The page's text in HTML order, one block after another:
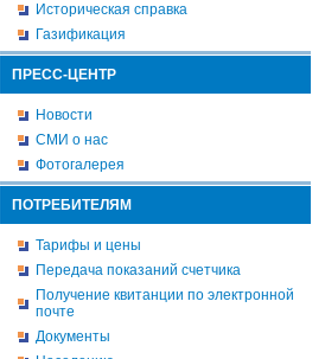
Историческая справка
Газификация
ПРЕСС-ЦЕНТР
Новости
СМИ о нас
Фотогалерея
ПОТРЕБИТЕЛЯМ
Тарифы и цены
Передача показаний счетчика
Получение квитанции по электронной
почте
Документы